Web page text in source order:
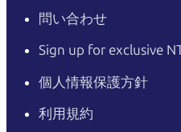
問い合わせ
Sign up for exclusive
個人情報保護方針
利用規約